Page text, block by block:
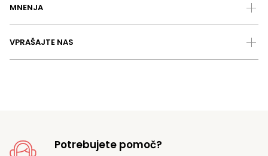
MNENJA
VPRAŠAJTE NAS
Potrebujete pomoč?